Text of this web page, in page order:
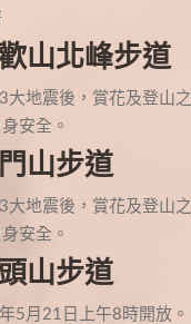
山北峰步道
大地震後，賞花及登山
安全。
山步道
大地震後，賞花及登山
安全。
山步道
5月21日上午8時開放。